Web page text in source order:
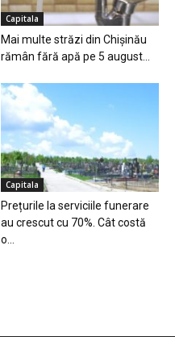
Capitala
Mai multe străzi din Chișinău
rămân fără apă pe 5 august...
Capitala
Prețurile la serviciile funerare
au crescut cu 70%. Cât costă
o...